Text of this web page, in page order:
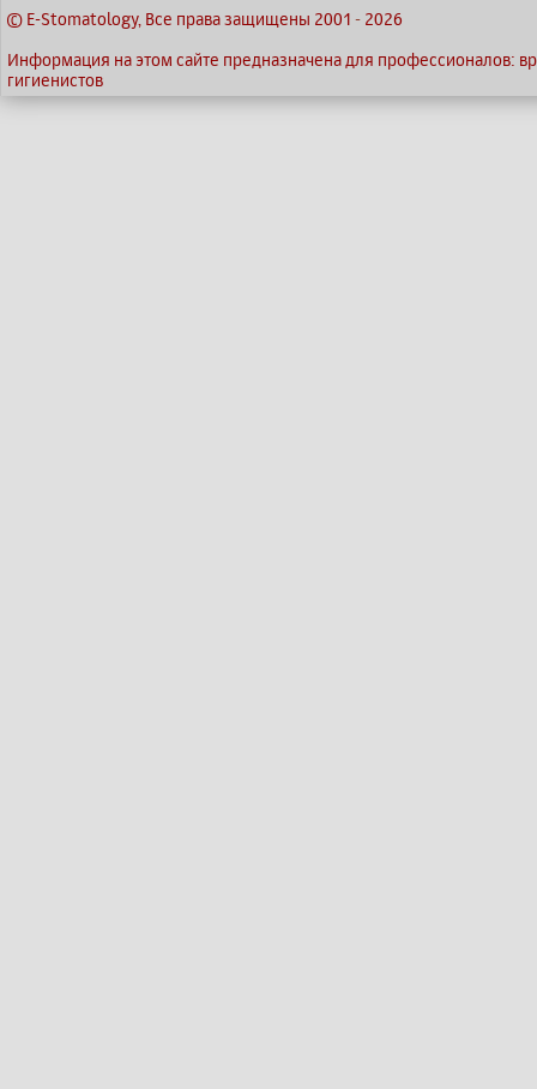
© E-Stomatology, Все права защищены 2001 - 2026
Информация на этом сайте предназначена для профессионалов:
гигиенистов